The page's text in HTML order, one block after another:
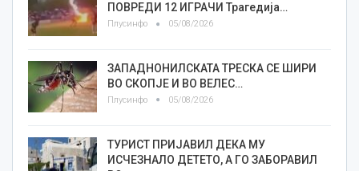
ПОВРЕДИ 12 ИГРАЧИ Трагедија…
Плусинфо 05/08/2026
ЗАПАДНОНИЛСКАТА ТРЕСКА СЕ ШИРИ
ВО СКОПЈЕ И ВО ВЕЛЕС…
Плусинфо 05/08/2026
ТУРИСТ ПРИЈАВИЛ ДЕКА МУ
ИСЧЕЗНАЛО ДЕТЕТО, А ГО ЗАБОРАВИЛ